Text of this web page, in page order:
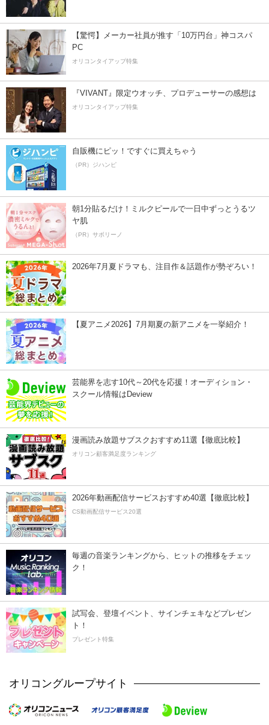
【驚愕】メーカー社員が推す「10万円台」神コスパ
PC
オリコンタイアップ特集
『VIVANT』限定ウオッチ、プロデューサーの感想は
オリコンタイアップ特集
自販機にピッ！ですぐに買えちゃう
（PR）ジハンピ
朝1分貼るだけ！ミルクピールで一日中ずっとうるツ
ヤ肌
（PR）サボリーノ
2026年7月夏ドラマも、注目作＆話題作が勢ぞろい！
【夏アニメ2026】7月期夏の新アニメを一挙紹介！
芸能界を志す10代～20代を応援！オーディション・
スクール情報はDeview
漫画読み放題サブスクおすすめ11選【徹底比較】
オリコン顧客満足度ランキング
2026年動画配信サービスおすすめ40選【徹底比較】
CS動画配信サービス20選
毎週の音楽ランキングから、ヒットの推移をチェッ
ク！
試写会、登壇イベント、サインチェキなどプレゼン
ト！
プレゼント特集
オリコングループサイト